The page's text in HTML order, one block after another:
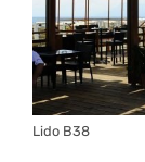
Lido B38